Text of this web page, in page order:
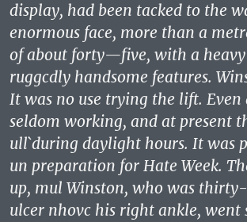
display, had been tacked to the
enormous face, more than a
of about forty—five, with a heavy
ruggcdly handsome features.
It was no use trying the lift.
seldom working, and at present
ull`during daylight hours. It was
un preparation for Hate Week.
up, mul Winston, who was
ulcer nhovc his right ankle, went